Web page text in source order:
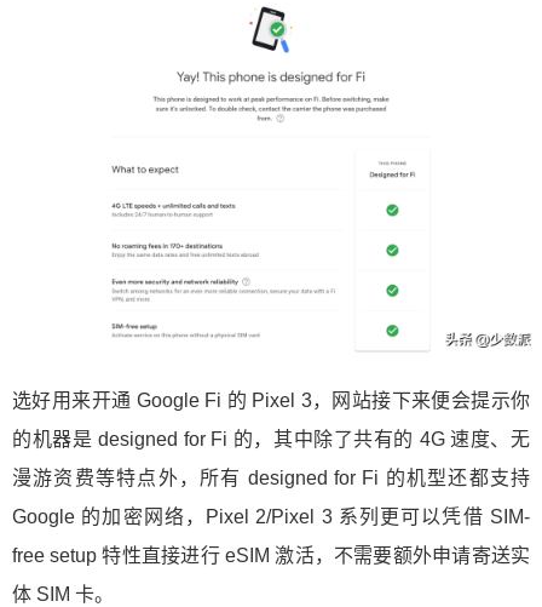
选好用来开通 Google Fi 的 Pixel 3，网站接下来便会提示你
的机器是 designed for Fi 的，其中除了共有的 4G 速度、无
漫游资费等特点外，所有 designed for Fi 的机型还都支持
Google 的加密网络，Pixel 2/Pixel 3 系列更可以凭借 SIM-
free setup 特性直接进行 eSIM 激活，不需要额外申请寄送实
体 SIM 卡。